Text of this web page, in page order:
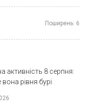
Поширень: 6
активність 8 серпня:
рівня бурі